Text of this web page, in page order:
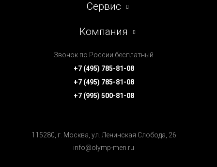
Сервис
Компания
Звонок по России бесплатный
+7 (495) 785-81-08
+7 (495) 785-81-08
+7 (995) 500-81-08
115280, г. Москва, ул. Ленинская Cлобода, 26
info@olymp-men.ru